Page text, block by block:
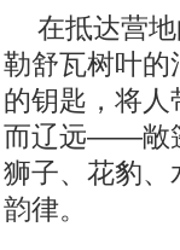
在抵达营
勒舒瓦树叶的
的钥匙，将
而辽远——敞
狮子、花豹、
韵律。